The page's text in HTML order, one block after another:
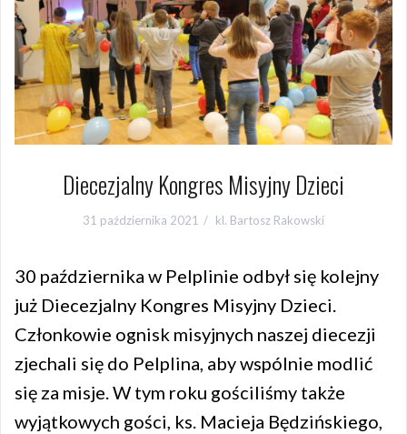
Diecezjalny Kongres Misyjny Dzieci
31 października 2021 kl. Bartosz Rakowski
30 października w Pelplinie odbył się kolejny
już Diecezjalny Kongres Misyjny Dzieci.
Członkowie ognisk misyjnych naszej diecezji
zjechali się do Pelplina, aby wspólnie modlić
się za misje. W tym roku gościliśmy także
wyjątkowych gości, ks. Macieja Będzińskiego,